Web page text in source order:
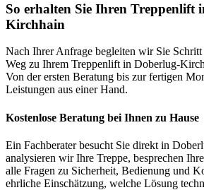
So erhalten Sie Ihren Treppenlift
Kirchhain
Nach Ihrer Anfrage begleiten wir Sie
Weg zu Ihrem Treppenlift in Doberlug-
Von der ersten Beratung bis zur fertigen
Leistungen aus einer Hand.
Kostenlose Beratung bei Ihnen zu Hause
Ein Fachberater besucht Sie direkt in
analysieren wir Ihre Treppe, besprechen
alle Fragen zu Sicherheit, Bedienung und
ehrliche Einschätzung, welche Lösung